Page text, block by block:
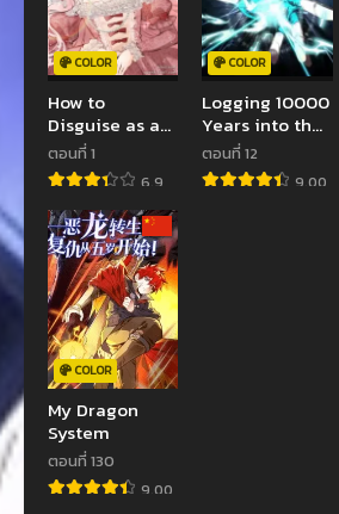
COLOR
How to
Disguise as a
Failure
ตอนที่ 1
6.9
COLOR
Logging 10000
Years into the
Future
ตอนที่ 12
9.00
COLOR
My Dragon
System
ตอนที่ 130
9.00